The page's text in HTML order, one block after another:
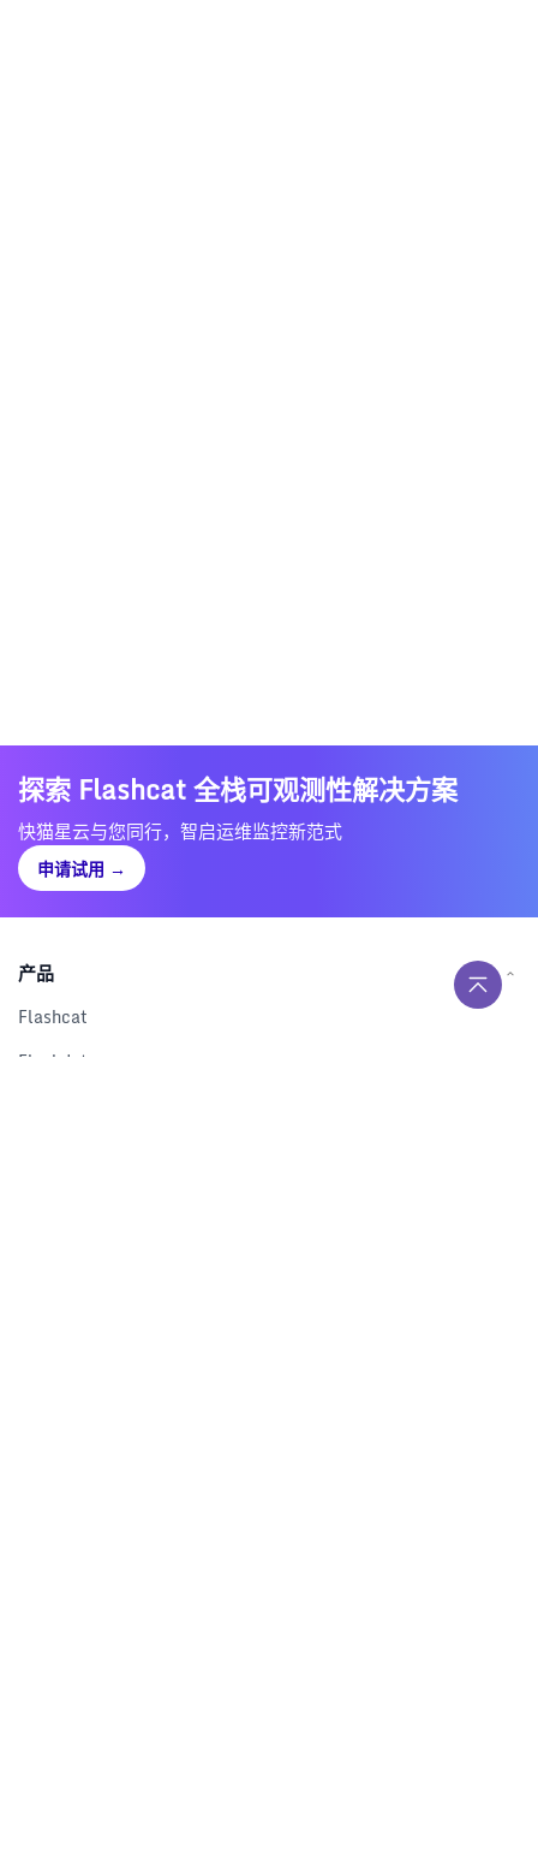
探索 Flashcat 全栈可观测性解决方案
快猫星云与您同行，智启运维监控新范式
申请试用 →
产品
Flashcat
Flashduty